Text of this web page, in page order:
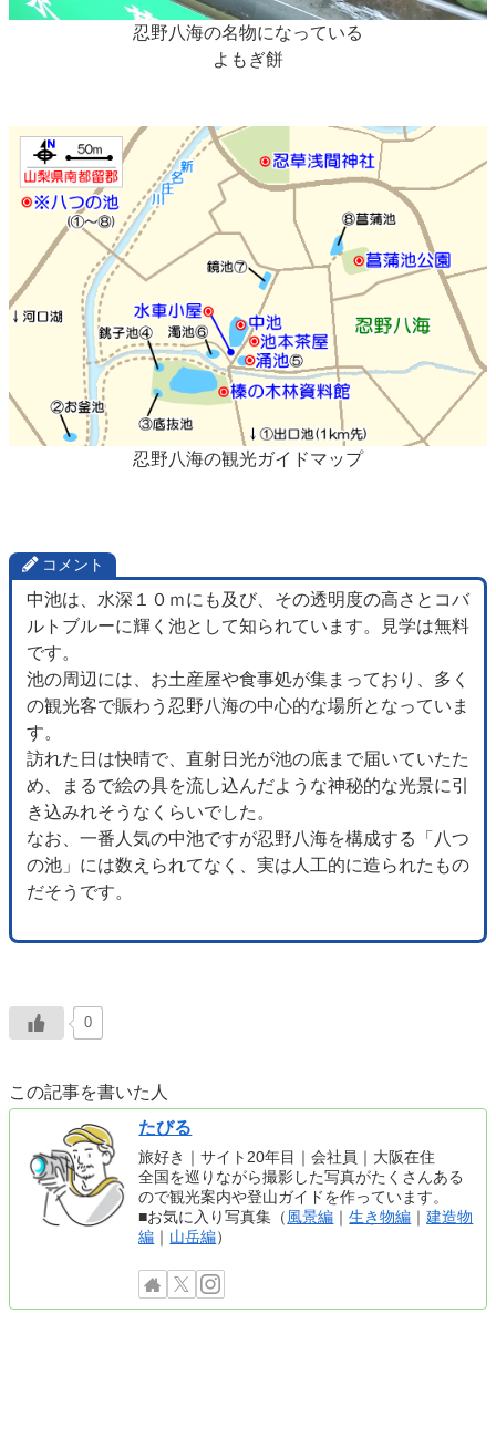
忍野八海の名物になっている
よもぎ餅
忍野八海の観光ガイドマップ
コメント
中池は、水深１０ｍにも及び、その透明度の高さとコバ
ルトブルーに輝く池として知られています。見学は無料
です。
池の周辺には、お土産屋や食事処が集まっており、多く
の観光客で賑わう忍野八海の中心的な場所となっていま
す。
訪れた日は快晴で、直射日光が池の底まで届いていたた
め、まるで絵の具を流し込んだような神秘的な光景に引
き込みれそうなくらいでした。
なお、一番人気の中池ですが忍野八海を構成する「八つ
の池」には数えられてなく、実は人工的に造られたもの
だそうです。
0
この記事を書いた人
たびる
旅好き｜サイト20年目｜会社員｜大阪在住
全国を巡りながら撮影した写真がたくさんある
ので観光案内や登山ガイドを作っています。
■お気に入り写真集（ 風景編 ｜生き物編 ｜建造物
編 ｜ 山岳編）